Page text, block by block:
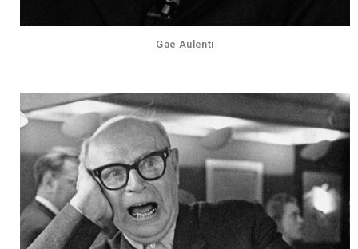
Gae Aulenti